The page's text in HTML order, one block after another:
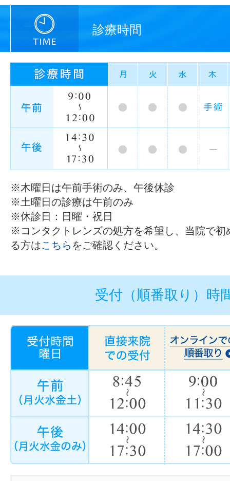
診療時間
※木曜日は午前手術のみ、午後休診
※土曜日の診療は午前のみ
※休診日：日曜・祝日
※コンタクトレンズの処方を希望し、当院で初
る方はこちら をご確認ください。
受付（順番取り）時